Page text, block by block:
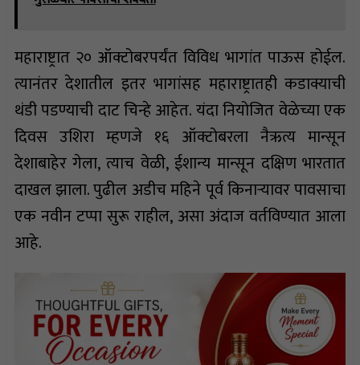
महाराष्ट्रात २० ऑक्टोबरपर्यंत विविध भागांत पाऊस होईल.
त्यानंतर देशातील इतर भागांसह महाराष्ट्रातही कडाक्याची
थंडी पडण्याची दाट चिन्हे आहेत. यंदा नियोजित वेळेच्या एक
दिवस उशिरा म्हणजे १६ ऑक्टोबरला नैऋत्य मान्सून
देशाबाहेर गेला, त्याच वेळी, ईशान्य मान्सून दक्षिण भारतात
दाखल झाला. पुढील अडीच महिने पूर्व किनाऱ्यावर पावसाचा
एक नवीन टप्पा सुरू राहील, असा अंदाज वर्तविण्यात आला
आहे.